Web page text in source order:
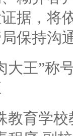
据，将
保持沟
大王”称
教育学